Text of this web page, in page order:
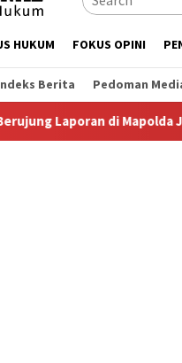
HUKUM FOKUS OPINI
Berita Pedoman
Masyarakat Adat